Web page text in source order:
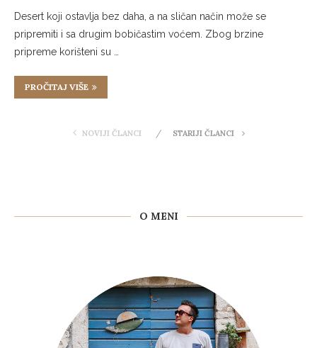
Desert koji ostavlja bez daha, a na sličan način može se
pripremiti i sa drugim bobičastim voćem. Zbog brzine
pripreme korišteni su …
PROČITAJ VIŠE
NOVIJI ČLANCI STARIJI ČLANCI
O MENI